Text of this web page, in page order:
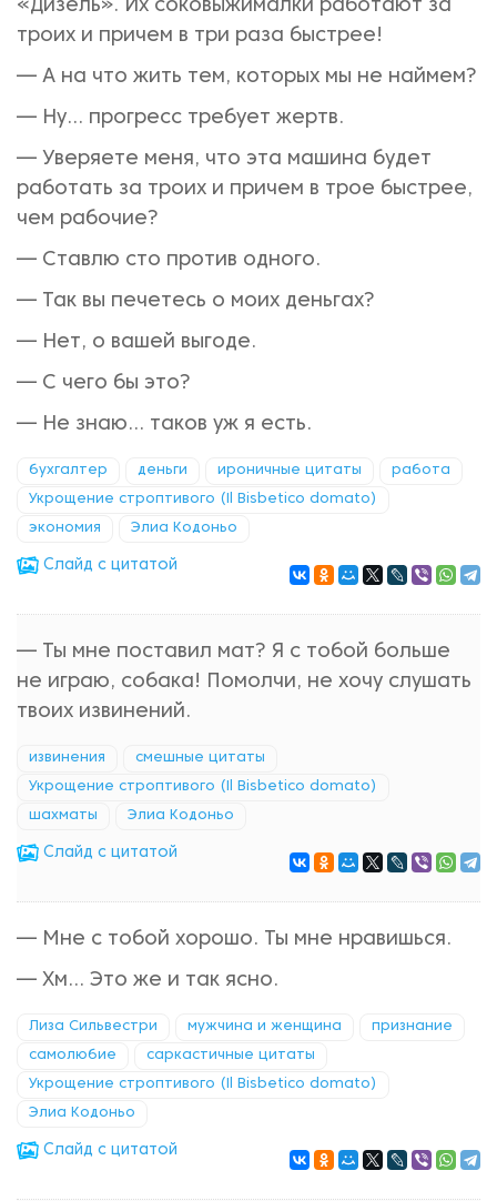
«Дизель». Их соковыжималки работают за
троих и причем в три раза быстрее!
— А на что жить тем, которых мы не наймем?
— Ну... прогресс требует жертв.
— Уверяете меня, что эта машина будет
работать за троих и причем в трое быстрее,
чем рабочие?
— Ставлю сто против одного.
— Так вы печетесь о моих деньгах?
— Нет, о вашей выгоде.
— С чего бы это?
— Не знаю... таков уж я есть.
бухгалтер деньги ироничные цитаты работа
Укрощение строптивого (Il Bisbetico domato)
экономия Элиа Кодоньо
Cлайд с цитатой
— Ты мне поставил мат? Я с тобой больше
не играю, собака! Помолчи, не хочу слушать
твоих извинений.
извинения смешные цитаты
Укрощение строптивого (Il Bisbetico domato)
шахматы Элиа Кодоньо
Cлайд с цитатой
— Мне с тобой хорошо. Ты мне нравишься.
— Хм… Это же и так ясно.
Лиза Сильвестри мужчина и женщина признание
самолюбие саркастичные цитаты
Укрощение строптивого (Il Bisbetico domato)
Элиа Кодоньо
Cлайд с цитатой